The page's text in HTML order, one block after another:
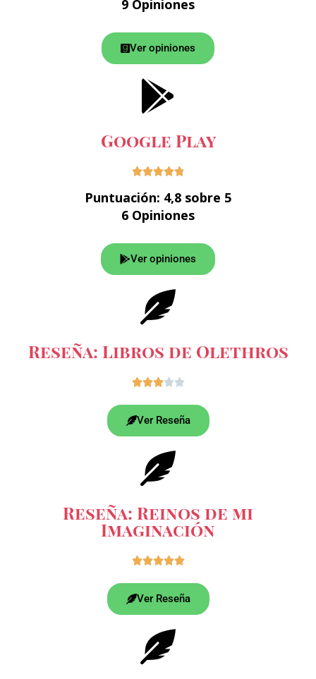
9 Opiniones
Ver opiniones
Google Play

Puntuación: 4,8 sobre 5
6 Opiniones
Ver opiniones
Reseña: Libros de Olethros

Ver Reseña
Reseña: Reinos de mi
Imaginación

Ver Reseña